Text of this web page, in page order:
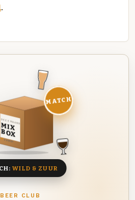
.
CLUB
DEZE MAAND
MIX
BOX
8 BIEREN
MATCH
WILD & ZUUR